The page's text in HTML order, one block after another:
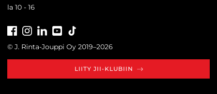
la 10 - 16
FacebookInstagramLinkedInYoutube
© J. Rinta-Jouppi Oy 2019–2026
LIITY JII-KLUBIIN